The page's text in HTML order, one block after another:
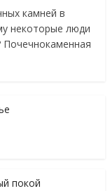
камней в
некоторые люди
Почечнокаменная
покой